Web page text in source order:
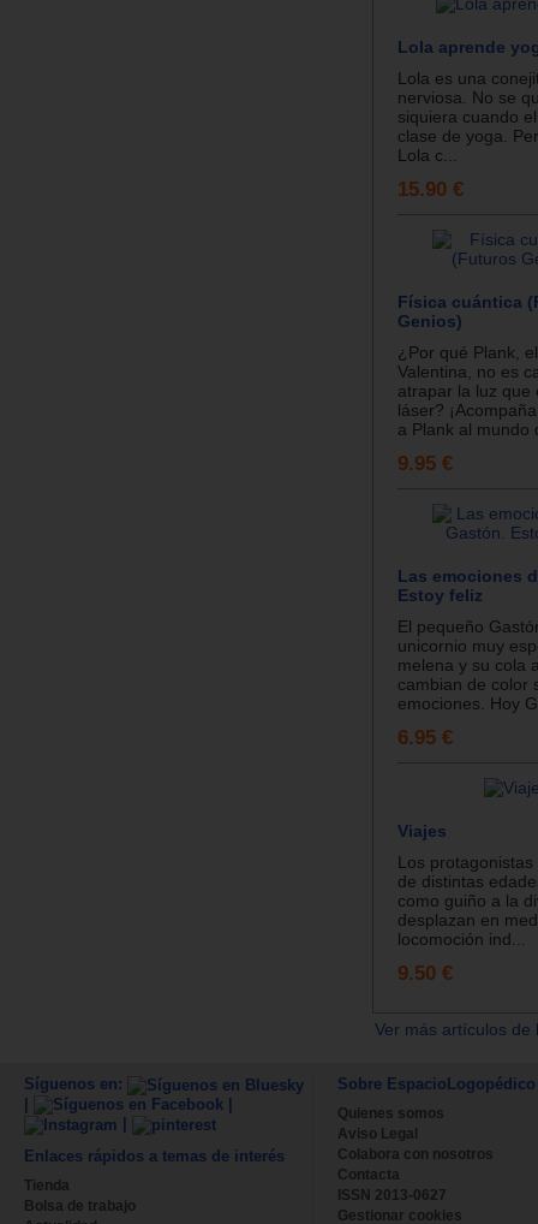
Lola aprende
Lola es una
nerviosa. No se
siquiera cuando
clase de yoga.
Lola c...
15.90 €
Física cuántica
Genios)
¿Por qué Plank,
Valentina, no es
atrapar la luz que
láser?
a Plank al mundo
9.95 €
Las emociones
Estoy feliz
El pequeño
unicornio muy
melena y su cola
cambian de color
emociones. Hoy
6.95 €
Viajes
Los
de distintas
como guiño a la
desplazan en
locomoción ind...
9.50 €
Ver más artículos
Síguenos en:
|
|
Enlaces rápidos a temas de interés
Tienda
Bolsa de trabajo
Sobre EspacioLogopédico
Quienes somos
Aviso Legal
Colabora con nosotros
Contacta
ISSN 2013-0627
Gestionar cookies